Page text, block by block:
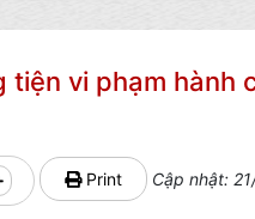
tiện vi phạm hành
Print Cập nhật: